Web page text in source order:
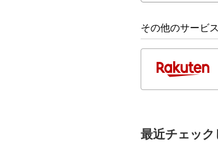
その他のサービ
最近チェック